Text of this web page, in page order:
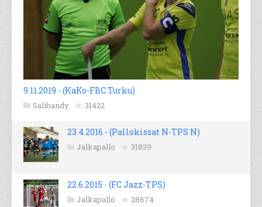
9.11.2019 - (KaKo-FBC Turku)
Salibandy 31422
23.4.2016 - (Pallokissat N-TPS N)
Jalkapallo 31839
22.6.2015 - (FC Jazz-TPS)
Jalkapallo 28674